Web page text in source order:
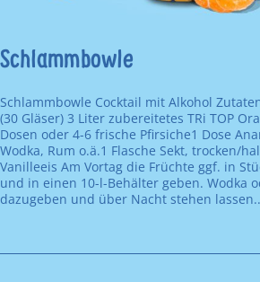
Schlammbowle
Schlammbowle Cocktail mit Alkohol
(30 Gläser) 3 Liter zubereitetes TRi TOP
Dosen oder 4-6 frische Pfirsiche1 Dose
Wodka, Rum o.ä.1 Flasche Sekt, trocken/
Vanilleeis Am Vortag die Früchte ggf. in
und in einen 10-l-Behälter geben. Wodka
dazugeben und über Nacht stehen